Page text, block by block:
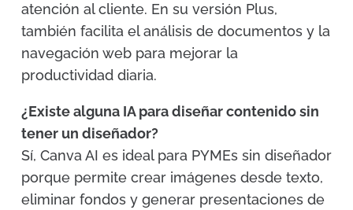
atención al cliente. En su versión Plus,
también facilita el análisis de documentos y la
navegación web para mejorar la
productividad diaria.
¿Existe alguna IA para diseñar contenido sin
tener un diseñador?
Sí, Canva AI es ideal para PYMEs sin diseñador
porque permite crear imágenes desde texto,
eliminar fondos y generar presentaciones de